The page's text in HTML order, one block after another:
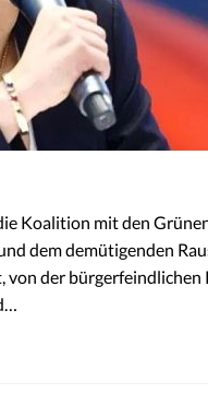
Koalition mit den
dem demütigenden
von der